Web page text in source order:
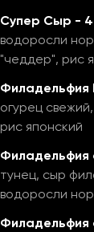
Супер Сыр -
водоросли
"чеддер", рис
Филадельфия
огурец
рис японский
Филадельфия
тунец, сыр
водоросли
Филадельфия